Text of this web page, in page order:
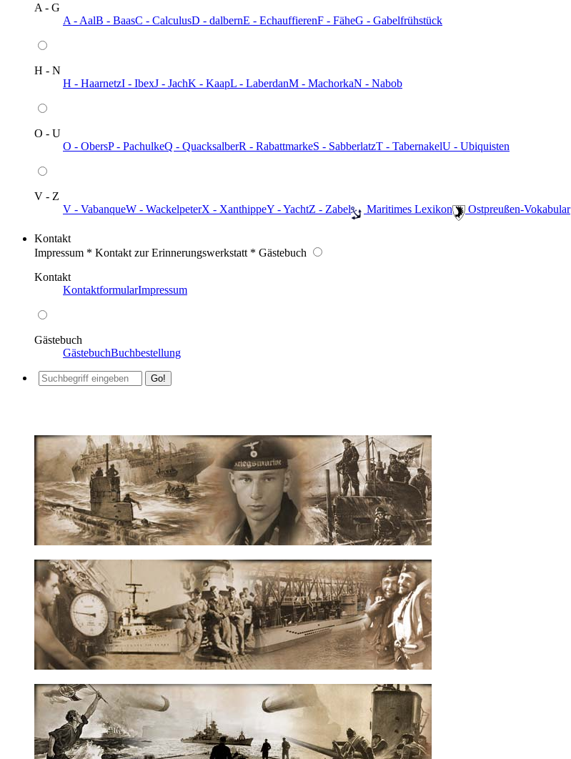
A - G
A - AalB - BaasC - CalculusD - dalbernE - EchauffierenF - FäheG - Gabelfrühstück
H - N
H - HaarnetzI - IbexJ - JachK - KaapL - LaberdanM - MachorkaN - Nabob
O - U
O - ObersP - PachulkeQ - QuacksalberR - RabattmarkeS - SabberlatzT - TabernakelU - Ubiquisten
V - Z
V - VabanqueW - WackelpeterX - XanthippeY - YachtZ - Zabel ️ Maritimes Lexikon ️ Ostpreußen-Vokabular
Kontakt
Impressum * Kontakt zur Erinnerungswerkstatt * Gästebuch
Kontakt
KontaktformularImpressum
Gästebuch
GästebuchBuchbestellung